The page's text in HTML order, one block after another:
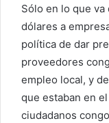
Sólo en lo que
dólares a
política de dar
proveedores
empleo local, y
que estaban en
ciudadanos